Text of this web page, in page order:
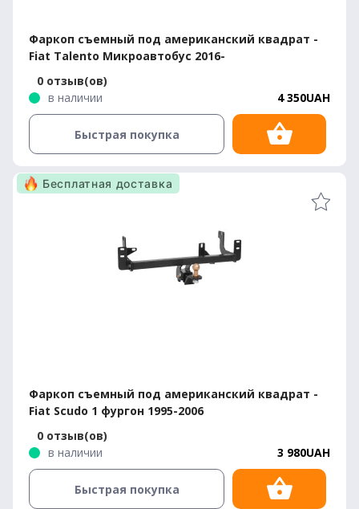
Фаркоп съемный под американский квадрат -
Fiat Talento Микроавтобус 2016-
0 отзыв(ов)
в наличии
4 350UAH
Быстрая покупка
Фаркоп съемный под американский квадрат -
Fiat Scudo 1 фургон 1995-2006
0 отзыв(ов)
в наличии
3 980UAH
Бесплатная доставка
Быстрая покупка